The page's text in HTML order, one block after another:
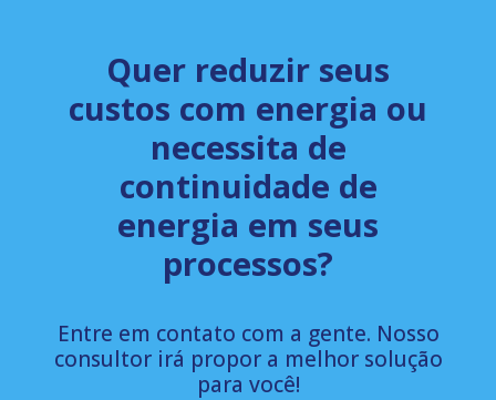
Quer reduzir seus
custos com energia ou
necessita de
continuidade de
energia em seus
processos?
Entre em contato com a gente. Nosso
consultor irá propor a melhor solução
para você!